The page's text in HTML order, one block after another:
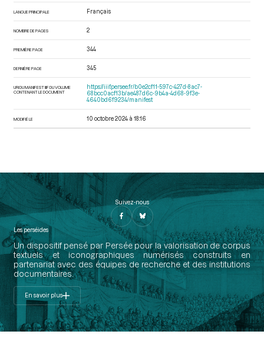
LANGUE PRINCIPALE Français
NOMBRE DE PAGES 2
PREMIÈRE PAGE 344
DERNIÈRE PAGE 345
URI DU MANIFEST IIIF DU VOLUME
CONTENANT LE DOCUMENT
https://iiif.persee.fr/b0e2cf11-597c-427d-8ac7-
68bcc0acf13b/ae487d6c-9b4a-4d68-9f3e-
4640bd6f9234/manifest
MODIFIÉ LE 10 octobre 2024 à 18:16
Suivez-nous
Les perséides
Un dispositif pensé par Persée pour la valorisation de corpus
textuels et iconographiques numérisés construits en
partenariat avec des équipes de recherche et des institutions
documentaires.
En savoir plus